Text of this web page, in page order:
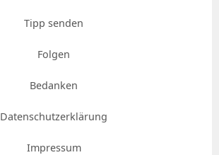
Tipp senden
Folgen
Bedanken
Datenschutzerklärung
Impressum